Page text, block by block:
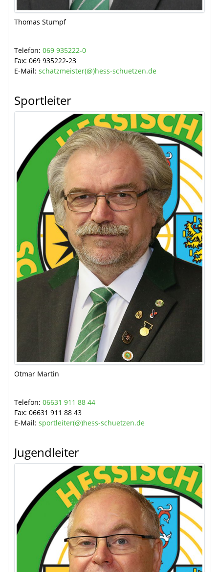
Thomas Stumpf
Telefon: 069 935222-0
Fax: 069 935222-23
E-Mail: schatzmeister(@)hess-schuetzen.de
Sportleiter
Otmar Martin
Telefon: 06631 911 88 44
Fax: 06631 911 88 43
E-Mail: sportleiter(@)hess-schuetzen.de
Jugendleiter